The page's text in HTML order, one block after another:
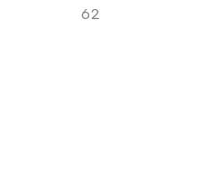
62